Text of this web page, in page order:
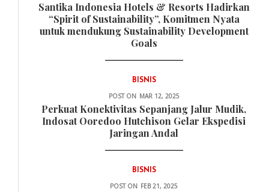
Santika Indonesia Hotels & Resorts Hadirkan
“Spirit of Sustainability”, Komitmen Nyata
untuk mendukung Sustainability Development
Goals
BISNIS
POST ON MAR 12, 2025
Perkuat Konektivitas Sepanjang Jalur Mudik,
Indosat Ooredoo Hutchison Gelar Ekspedisi
Jaringan Andal
BISNIS
POST ON FEB 21, 2025